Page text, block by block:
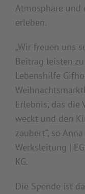
Atmosphäre und
erleben.
„Wir freuen uns
Beitrag leisten
Lebenshilfe
Erlebnis, das die
weckt und den
zaubert“, so
Werksleitung |
KG.
Die Spende ist